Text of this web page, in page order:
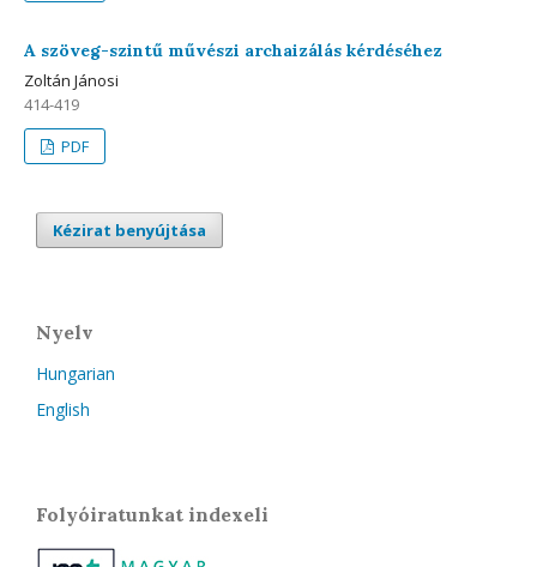
A szöveg-szintű művészi archaizálás kérdéséhez
Zoltán Jánosi
414-419
PDF
Kézirat benyújtása
Nyelv
Hungarian
English
Folyóiratunkat indexeli